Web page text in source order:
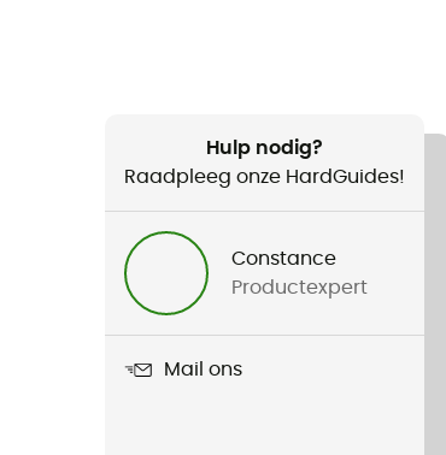
Hulp nodig?
Raadpleeg onze HardGuides!
Constance
Productexpert
Mail ons